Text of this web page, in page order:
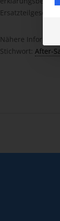
Nähere
Stichwort: After-